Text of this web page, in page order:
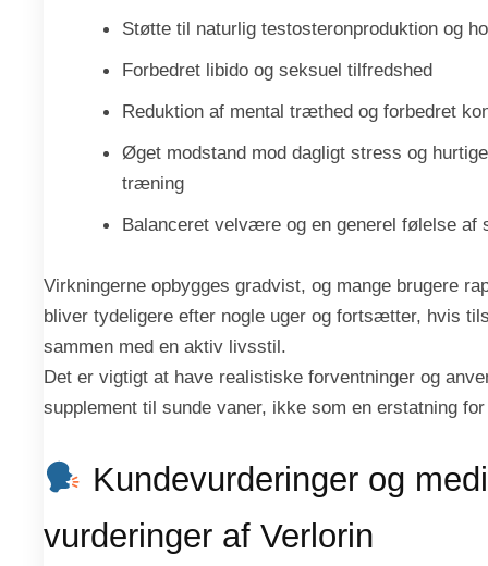
Støtte til naturlig testosteronproduktion og
Forbedret libido og seksuel tilfredshed
Reduktion af mental træthed og forbedret
Øget modstand mod dagligt stress og
træning
Balanceret velvære og en generel følelse af
Virkningerne opbygges gradvist, og mange brugere
bliver tydeligere efter nogle uger og fortsætter, hvis
sammen med en aktiv livsstil.
Det er vigtigt at have realistiske forventninger og
supplement til sunde vaner, ikke som en erstatning
Kundevurderinger og
vurderinger af Verlorin